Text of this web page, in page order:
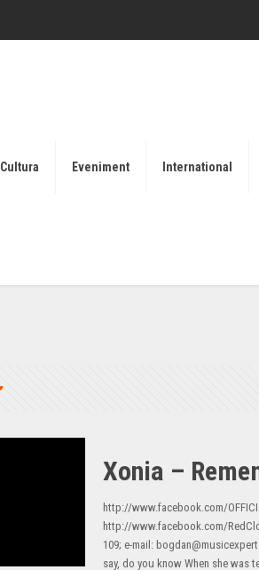
Cultura Eveniment International
Xonia –
http://www.facebook.com/
http://www.facebook.com/
109; e-mail:
say, do you know When she was